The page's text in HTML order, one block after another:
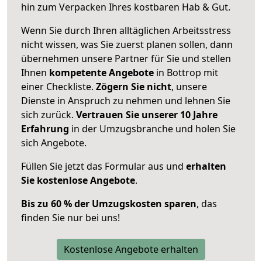
hin zum Verpacken Ihres kostbaren Hab & Gut.
Wenn Sie durch Ihren alltäglichen Arbeitsstress
nicht wissen, was Sie zuerst planen sollen, dann
übernehmen unsere Partner für Sie und stellen
Ihnen kompetente Angebote in Bottrop mit
einer Checkliste. Zögern Sie nicht, unsere
Dienste in Anspruch zu nehmen und lehnen Sie
sich zurück. Vertrauen Sie unserer 10 Jahre
Erfahrung in der Umzugsbranche und holen Sie
sich Angebote.
Füllen Sie jetzt das Formular aus und erhalten
Sie kostenlose Angebote.
Bis zu 60 % der Umzugskosten sparen, das
finden Sie nur bei uns!
Kostenlose Angebote erhalten